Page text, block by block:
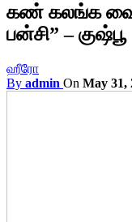
கண் கலங்க
பன்சி” – குஷ்பூ
ஹீரோ
By admin On May 31,